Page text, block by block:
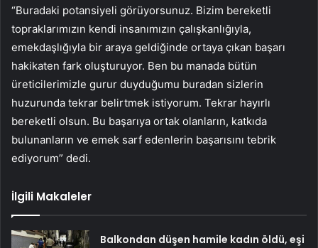
“Buradaki potansiyeli görüyorsunuz. Bizim bereketli
topraklarımızın kendi insanımızın çalışkanlığıyla,
emekdaşlığıyla bir araya geldiğinde ortaya çıkan başarı
hakikaten fark oluşturuyor. Ben bu manada bütün
üreticilerimizle gurur duyduğumu buradan sizlerin
huzurunda tekrar belirtmek istiyorum. Tekrar hayırlı
bereketli olsun. Bu başarıya ortak olanların, katkıda
bulunanların ve emek sarf edenlerin başarısını tebrik
ediyorum” dedi.
İlgili Makaleler
Balkondan düşen hamile kadın öldü, eşi